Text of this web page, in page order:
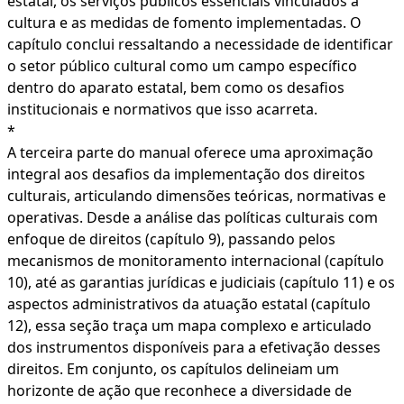
cultura e as medidas de fomento implementadas. O
capítulo conclui ressaltando a necessidade de identificar
o setor público cultural como um campo específico
dentro do aparato estatal, bem como os desafios
institucionais e normativos que isso acarreta.
*
A terceira parte do manual oferece uma aproximação
integral aos desafios da implementação dos direitos
culturais, articulando dimensões teóricas, normativas e
operativas. Desde a análise das políticas culturais com
enfoque de direitos (capítulo 9), passando pelos
mecanismos de monitoramento internacional (capítulo
10), até as garantias jurídicas e judiciais (capítulo 11) e os
aspectos administrativos da atuação estatal (capítulo
12), essa seção traça um mapa complexo e articulado
dos instrumentos disponíveis para a efetivação desses
direitos. Em conjunto, os capítulos delineiam um
horizonte de ação que reconhece a diversidade de